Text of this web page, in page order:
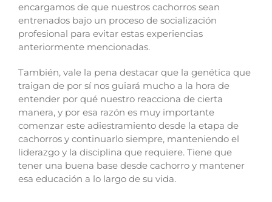
encargamos de que nuestros cachorros sean
entrenados bajo un proceso de socialización
profesional para evitar estas experiencias
anteriormente mencionadas.
También, vale la pena destacar que la genética que
traigan de por sí nos guiará mucho a la hora de
entender por qué nuestro reacciona de cierta
manera, y por esa razón es muy importante
comenzar este adiestramiento desde la etapa de
cachorros y continuarlo siempre, manteniendo el
liderazgo y la disciplina que requiere. Tiene que
tener una buena base desde cachorro y mantener
esa educación a lo largo de su vida.